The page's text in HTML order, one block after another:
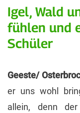
Igel, Wald
fühlen und
Schüler
Geeste/
er uns wohl
allein, denn